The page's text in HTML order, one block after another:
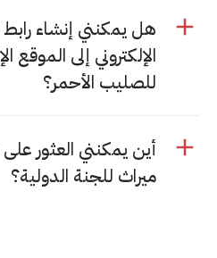
هل يمكنني إنشاء
الإلكتروني إلى الموقع
للصليب الأحمر؟
أين يمكنني العثور
ميراث للجنة الدولية؟